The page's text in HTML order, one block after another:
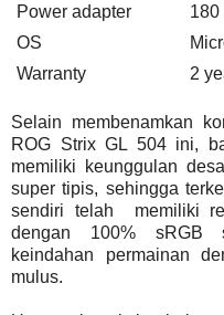
Power adapter
180
OS
Warranty
2
Selain membenamkan
ROG Strix GL 504 ini,
memiliki keunggulan
super tipis, sehingga
sendiri telah memiliki
dengan 100% sRGB
keindahan permainan
mulus.